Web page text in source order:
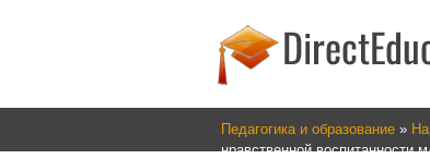
Педагогика и образование »
нравственной воспитанности